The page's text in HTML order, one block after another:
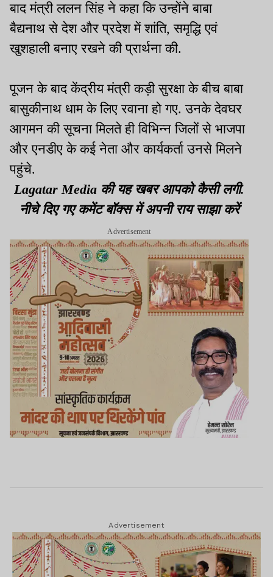
बाद मंत्री ललन सिंह ने कहा कि उन्होंने बाबा
बैद्यनाथ से देश और प्रदेश में शांति, समृद्धि एवं
खुशहाली बनाए रखने की प्रार्थना की.
पूजन के बाद केंद्रीय मंत्री कड़ी सुरक्षा के बीच बाबा
बासुकीनाथ धाम के लिए रवाना हो गए. उनके देवघर
आगमन की सूचना मिलते ही विभिन्न जिलों से भाजपा
और एनडीए के कई नेता और कार्यकर्ता उनसे मिलने
पहुंचे.
Lagatar Media की यह खबर आपको कैसी लगी.
नीचे दिए गए कमेंट बॉक्स में अपनी राय साझा करें
Advertisement
Advertisement